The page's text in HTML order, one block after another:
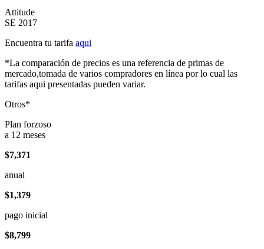
Attitude
SE 2017
Encuentra tu tarifa aqui
*La comparación de precios es una referencia de primas de
mercado,tomada de varios compradores en línea por lo cual las
tarifas aqui presentadas pueden variar.
Otros*
Plan forzoso
a 12 meses
$7,371
anual
$1,379
pago inicial
$8,799